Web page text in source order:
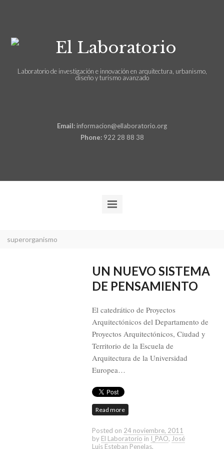
Laboratorio de investigación e innovación en arquitectura, urbanismo,
diseño y turismo avanzado
Email: informacion@ellaboratorio.org
Phone:922 28 88 38
superorganismo
UN NUEVO SISTEMA
DE PENSAMIENTO
El catedrático de Proyectos
Arquitectónicos del Departamento de
Proyectos Arquitectónicos, Ciudad y
Territorio de la Escuela de
Arquitectura de la Universidad
Europea…
Read more
Posted on 24 noviembre, 2011
by El Laboratorio in I_PAO, José
Luis Esteban Penelas,